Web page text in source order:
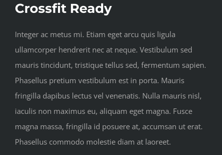
Image
Crossfit Ready
Integer ac metus mi. Etiam eget arcu quis ligula
ullamcorper hendrerit nec at neque. Vestibulum sed
mauris tincidunt, tristique tellus sed, fermentum sapien.
Phasellus pretium vestibulum est in porta. Mauris
fringilla dapibus lectus vel venenatis. Nulla mauris nisl,
iaculis non maximus eu, aliquam eget magna. Fusce
magna massa, fringilla id posuere at, accumsan ut erat.
Phasellus commodo molestie diam at laoreet.